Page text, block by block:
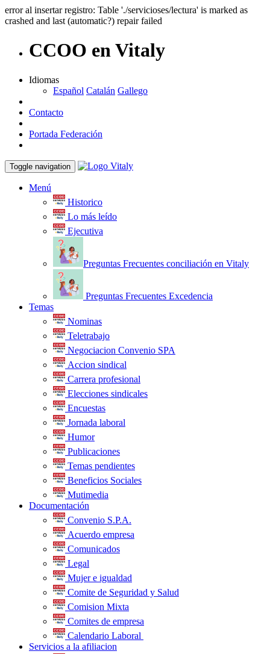
error al insertar registro: Table './servicioses/lectura' is marked as
crashed and last (automatic?) repair failed
CCOO en Vitaly
Idiomas
Español Catalán Gallego
Contacto
Portada Federación
Toggle navigation
Menú
Historico
Lo más leído
Ejecutiva
Preguntas Frecuentes conciliación en Vitaly
Preguntas Frecuentes Excedencia
Temas
Nominas
Teletrabajo
Negociacion Convenio SPA
Accion sindical
Carrera profesional
Elecciones sindicales
Encuestas
Jornada laboral
Humor
Publicaciones
Temas pendientes
Beneficios Sociales
Mutimedia
Documentación
Convenio S.P.A.
Acuerdo empresa
Comunicados
Legal
Mujer e igualdad
Comite de Seguridad y Salud
Comision Mixta
Comites de empresa
Calendario Laboral
Servicios a la afiliacion